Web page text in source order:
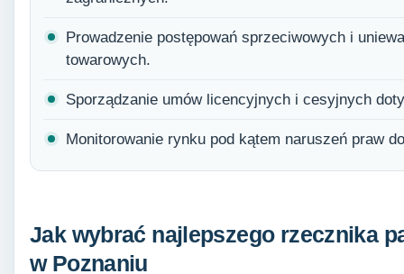
Prowadzenie postępowań sprzeciwowych i
towarowych.
Sporządzanie umów licencyjnych i cesyjnych
Monitorowanie rynku pod kątem naruszeń praw
Jak wybrać najlepszego rzecznika
w Poznaniu